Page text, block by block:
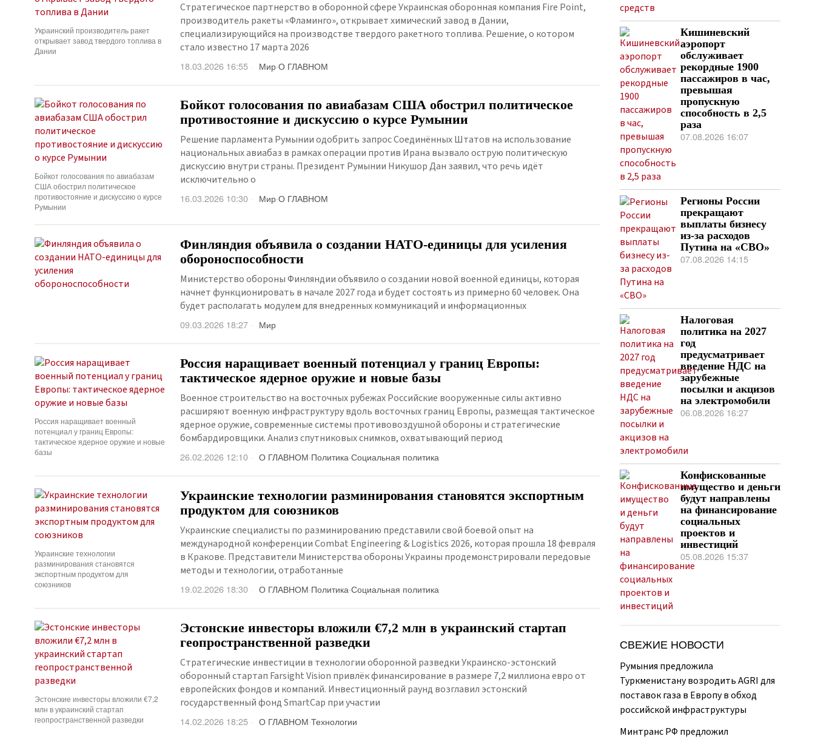
Украинский производитель ракет
открывает завод твердого топлива в
Дании
Стратегическое партнерство в оборонной сфере Украинская оборонная компания Fire Point,
производитель ракеты «Фламинго», открывает химический завод в Дании,
специализирующийся на производстве твердого ракетного топлива. Решение, о котором
стало известно 17 марта 2026
18.03.2026 16:55 Мир·О ГЛАВНОМ
Бойкот голосования по авиабазам
США обострил политическое
противостояние и дискуссию о курсе
Румынии
Бойкот голосования по авиабазам США обострил политическое
противостояние и дискуссию о курсе Румынии
Решение парламента Румынии одобрить запрос Соединённых Штатов на использование
национальных авиабаз в рамках операции против Ирана вызвало острую политическую
дискуссию внутри страны. Президент Румынии Никушор Дан заявил, что речь идёт
исключительно о
16.03.2026 10:30 Мир·О ГЛАВНОМ
Финляндия объявила о создании НАТО-единицы для усиления
обороноспособности
Министерство обороны Финляндии объявило о создании новой военной единицы, которая
начнет функционировать в начале 2027 года и будет состоять из примерно 60 человек. Она
будет располагать модулем для внедренных коммуникаций и информационных
09.03.2026 18:27 Мир
Россия наращивает военный
потенциал у границ Европы:
тактическое ядерное оружие и новые
базы
Россия наращивает военный потенциал у границ Европы:
тактическое ядерное оружие и новые базы
Военное строительство на восточных рубежах Российские вооруженные силы активно
расширяют военную инфраструктуру вдоль восточных границ Европы, размещая тактическое
ядерное оружие, современные системы противовоздушной обороны и стратегические
бомбардировщики. Анализ спутниковых снимков, охватывающий период
26.02.2026 12:10 О ГЛАВНОМ·Политика·Социальная политика
Украинские технологии
разминирования становятся
экспортным продуктом для
союзников
Украинские технологии разминирования становятся экспортным
продуктом для союзников
Украинские специалисты по разминированию представили свой боевой опыт на
международной конференции Combat Engineering & Logistics 2026, которая прошла 18 февраля
в Кракове. Представители Министерства обороны Украины продемонстрировали передовые
методы и технологии, отработанные
19.02.2026 18:30 О ГЛАВНОМ·Политика·Социальная политика
Эстонские инвесторы вложили €7,2
млн в украинский стартап
геопространственной разведки
Эстонские инвесторы вложили €7,2 млн в украинский стартап
геопространственной разведки
Стратегические инвестиции в технологии оборонной разведки Украинско-эстонский
оборонный стартап Farsight Vision привлёк финансирование в размере 7,2 миллиона евро от
европейских фондов и компаний. Инвестиционный раунд возглавил эстонский
государственный фонд SmartCap при участии
14.02.2026 18:25 О ГЛАВНОМ·Технологии
Кишиневский
аэропорт
обслуживает
рекордные 1900
пассажиров в час,
превышая
пропускную
способность в 2,5
раза
07.08.2026 16:07
Регионы России
прекращают
выплаты бизнесу
из-за расходов
Путина на «СВО»
07.08.2026 14:15
Налоговая
политика на 2027
год
предусматривает
введение НДС на
зарубежные
посылки и акцизов
на электромобили
06.08.2026 16:27
Конфискованные
имущество и деньги
будут направлены
на финансирование
социальных
проектов и
инвестиций
05.08.2026 15:37
СВЕЖИЕ НОВОСТИ
Румыния предложила
Туркменистану возродить AGRI для
поставок газа в Европу в обход
российской инфраструктуры
Минтранс РФ предложил